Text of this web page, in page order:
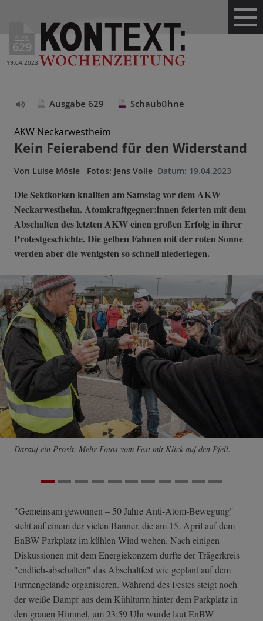
Ausg.
629
19.04.2023
vorlesen
Ausgabe 629 Schaubühne
AKW Neckarwestheim
Kein Feierabend für den Widerstand
Von Luise Mösle Fotos: Jens Volle Datum: 19.04.2023
Die Sektkorken knallten am Samstag vor dem AKW
Neckarwestheim. Atomkraftgegner:innen feierten mit dem
Abschalten des letzten AKW einen großen Erfolg in ihrer
Protestgeschichte. Die gelben Fahnen mit der roten Sonne
werden aber die wenigsten so schnell niederlegen.
Darauf ein Prosit. Mehr Fotos vom Fest mit Klick auf den Pfeil.
"Gemeinsam gewonnen – 50 Jahre Anti-Atom-Bewegung"
steht auf einem der vielen Banner, die am 15. April auf dem
EnBW-Parkplatz im kühlen Wind wehen. Nach einigen
Diskussionen mit dem Energiekonzern durfte der Trägerkreis
"endlich-abschalten" das Abschaltfest wie geplant auf dem
Firmengelände organisieren. Während des Festes steigt noch
der weiße Dampf aus dem Kühlturm hinter dem Parkplatz in
den grauen Himmel, um 23:59 Uhr wurde laut EnBW